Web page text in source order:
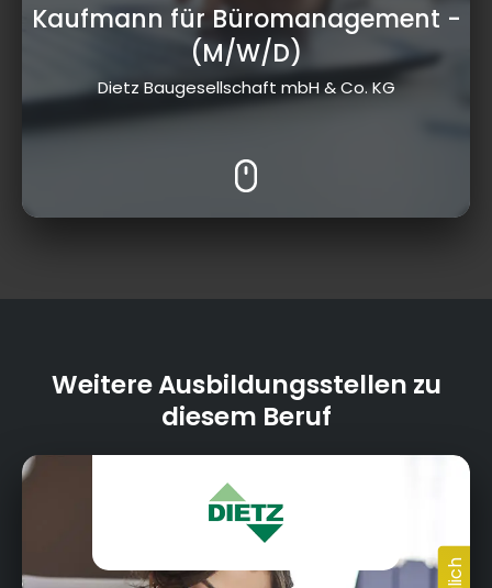
Kaufmann für Büromanagement -
(M/W/D)
Dietz Baugesellschaft mbH & Co. KG
Weitere Ausbildungsstellen zu
diesem Beruf